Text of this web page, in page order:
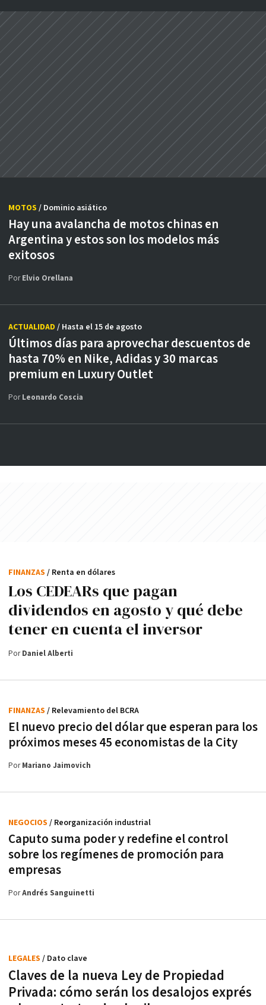
Hay una avalancha de motos chinas en
Argentina y estos son los modelos más
exitosos
MOTOS / Dominio asiático
PorElvio Orellana
Últimos días para aprovechar descuentos de
hasta 70% en Nike, Adidas y 30 marcas
premium en Luxury Outlet
ACTUALIDAD / Hasta el 15 de agosto
PorLeonardo Coscia
Los CEDEARs que pagan
dividendos en agosto y qué debe
tener en cuenta el inversor
FINANZAS / Renta en dólares
PorDaniel Alberti
El nuevo precio del dólar que esperan para los
próximos meses 45 economistas de la City
FINANZAS / Relevamiento del BCRA
PorMariano Jaimovich
Caputo suma poder y redefine el control
sobre los regímenes de promoción para
empresas
NEGOCIOS / Reorganización industrial
PorAndrés Sanguinetti
Claves de la nueva Ley de Propiedad
Privada: cómo serán los desalojos exprés
LEGALES / Dato clave